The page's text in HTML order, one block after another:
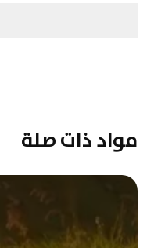
مواد ذات صلة